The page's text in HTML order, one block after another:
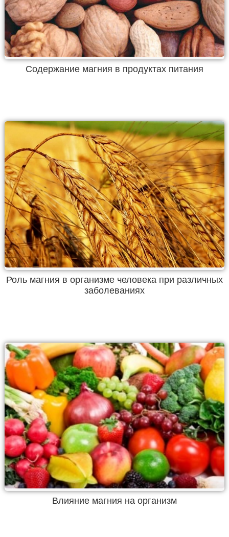
Содержание магния в продуктах питания
Роль магния в организме человека при различных
заболеваниях
Влияние магния на организм